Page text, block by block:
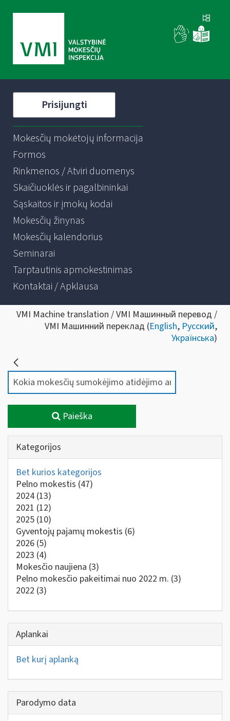
Prisijungti
Mokesčių mokėtojų informacija
Formos
Rinkmenos / Atviri duomenys
Skaičiuoklės ir pagalbininkai
Sąskaitos ir įmokų kodai
Mokesčių žinynas
Mokesčių kalendorius
Seminarai
Tarptautinis apmokestinimas
Kontaktai / Apklausa
VMI Machine translation / VMI Машинный перевод /
VMI Машинний переклад (English, Русский,
Українська)
Paieška
Kategorijos
Bet kurios kategorijos
Pelno mokestis (47)
2024 (13)
2021 (12)
2025 (10)
Gyventojų pajamų mokestis (6)
2026 (5)
2023 (4)
Mokesčio naujiena (3)
Pelno mokesčio pakeitimai nuo 2022 m. (3)
2022 (3)
Aplankai
Bet kurį aplanką
Parodymo data